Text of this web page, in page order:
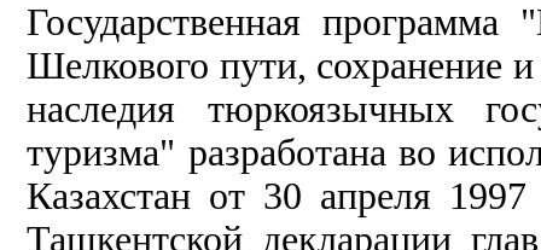
Государственная программа
Шелкового пути, сохранение и
наследия тюркоязычных
туризма" разработана во
Казахстан от 30 апреля
Ташкентской декларации